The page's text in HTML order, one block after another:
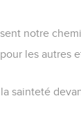
notre
les autres
sainteté